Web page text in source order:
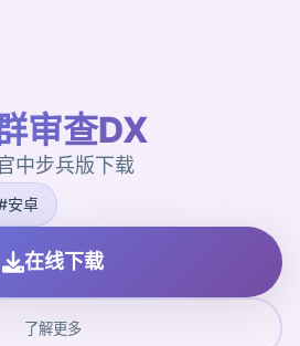
审查DX
中步兵版下载
安卓
在线下载
了解更多